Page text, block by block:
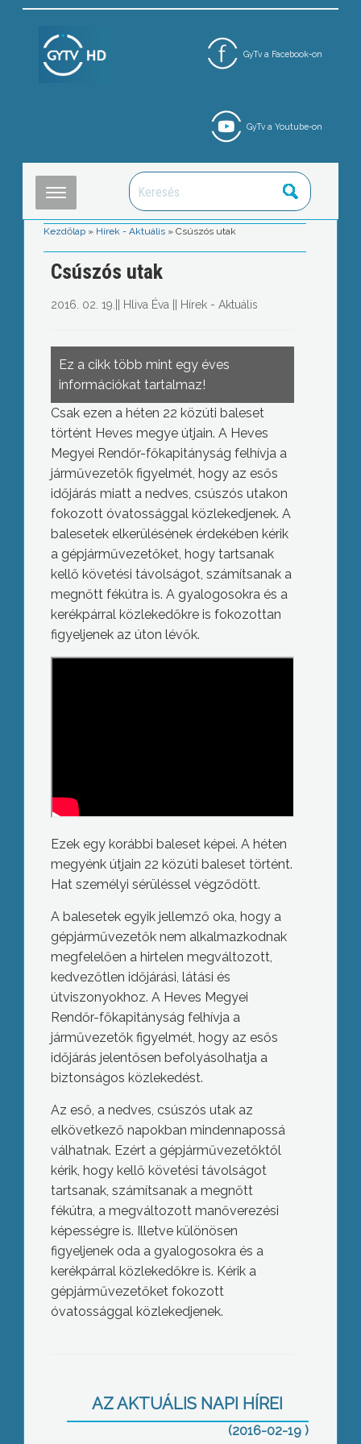
GyTv a Facebook-on
GyTv a Youtube-on
Kezdőlap » Hírek - Aktuális »Csúszós utak
Csúszós utak
2016. 02. 19. Hliva Éva Hírek - Aktuális
Ez a cikk több mint egy éves
információkat tartalmaz!
Csak ezen a héten 22 közúti baleset
történt Heves megye útjain. A Heves
Megyei Rendőr-főkapitányság felhívja a
járművezetők figyelmét, hogy az esős
időjárás miatt a nedves, csúszós utakon
fokozott óvatossággal közlekedjenek. A
balesetek elkerülésének érdekében kérik
a gépjárművezetőket, hogy tartsanak
kellő követési távolságot, számítsanak a
megnőtt fékútra is. A gyalogosokra és a
kerékpárral közlekedőkre is fokozottan
figyeljenek az úton lévők.
Ezek egy korábbi baleset képei. A héten
megyénk útjain 22 közúti baleset történt.
Hat személyi sérüléssel végződött.
A balesetek egyik jellemző oka, hogy a
gépjárművezetők nem alkalmazkodnak
megfelelően a hirtelen megváltozott,
kedvezőtlen időjárási, látási és
útviszonyokhoz. A Heves Megyei
Rendőr-főkapitányság felhívja a
járművezetők figyelmét, hogy az esős
időjárás jelentősen befolyásolhatja a
biztonságos közlekedést.
Az eső, a nedves, csúszós utak az
elkövetkező napokban mindennapossá
válhatnak. Ezért a gépjárművezetőktől
kérik, hogy kellő követési távolságot
tartsanak, számítsanak a megnőtt
fékútra, a megváltozott manőverezési
képességre is. Illetve különösen
figyeljenek oda a gyalogosokra és a
kerékpárral közlekedőkre is. Kérik a
gépjárművezetőket fokozott
óvatossággal közlekedjenek.
AZ AKTUÁLIS NAPI HÍREI
(2016-02-19 )